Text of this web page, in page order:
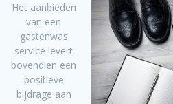
Het aanbieden
van een
gastenwas
service levert
bovendien een
positieve
bijdrage aan